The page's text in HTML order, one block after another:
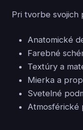
Pri tvorbe svojich
Anatomické
Farebné
Textúry a
Mierka a
Svetelné
Atmosférické